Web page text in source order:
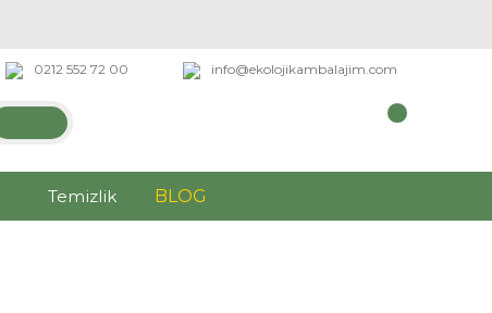
0212 552 72 00 info@ekolojikambalajim.com
Temizlik BLOG